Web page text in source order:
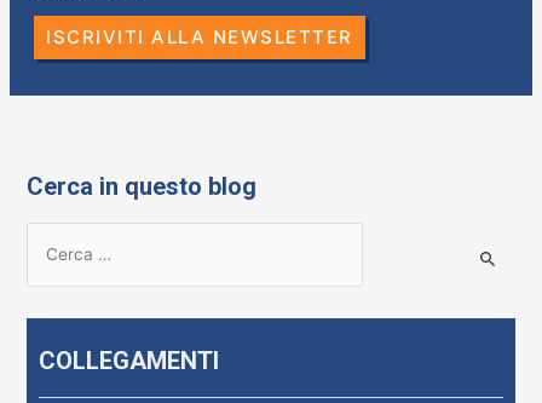
ISCRIVITI ALLA NEWSLETTER
Cerca in questo blog
COLLEGAMENTI